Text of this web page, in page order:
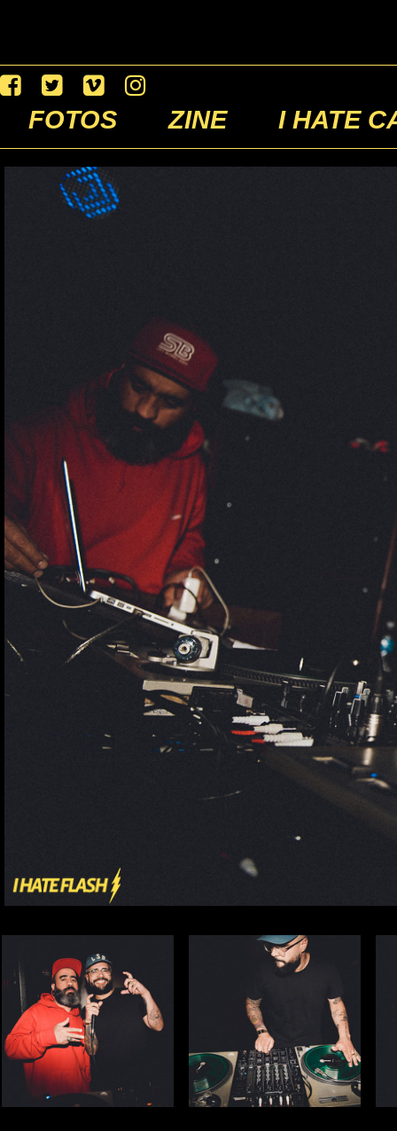
FOTOS ZINE I HATE